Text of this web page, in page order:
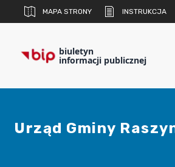
MAPA STRONY INSTRUKCJA
biuletyn
informacji publicznej
Urząd Gminy